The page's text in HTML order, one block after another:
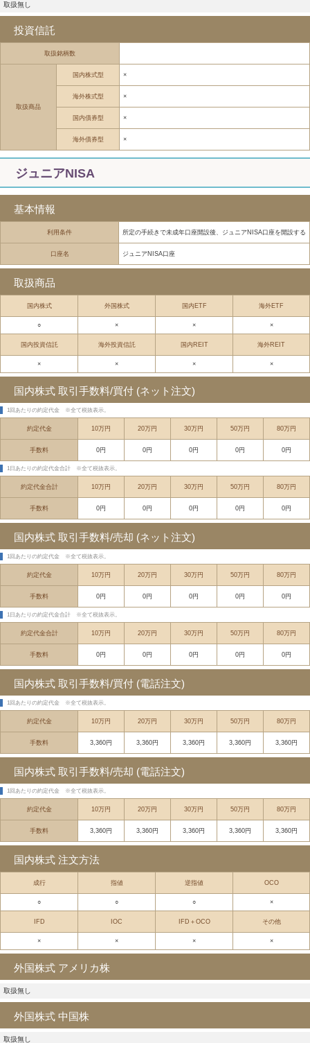
取扱無し
投資信託
取扱銘柄数
取扱商品
国内株式型 ×
海外株式型 ×
国内債券型 ×
海外債券型 ×
ジュニアNISA
基本情報
利用条件 所定の手続きで未成年口座開設後、ジュニアNISA口座を開設する
口座名 ジュニアNISA口座
取扱商品
国内株式 外国株式 国内ETF 海外ETF
○ × × ×
国内投資信託 海外投資信託 国内REIT 海外REIT
× × × ×
国内株式 取引手数料/買付 (ネット注文)
1回あたりの約定代金 ※全て税抜表示。
約定代金 10万円 20万円 30万円 50万円 80万円
手数料 0円 0円 0円 0円 0円
1日あたりの約定代金合計 ※全て税抜表示。
約定代金合計 10万円 20万円 30万円 50万円 80万円
手数料 0円 0円 0円 0円 0円
国内株式 取引手数料/売却 (ネット注文)
1回あたりの約定代金 ※全て税抜表示。
約定代金 10万円 20万円 30万円 50万円 80万円
手数料 0円 0円 0円 0円 0円
1日あたりの約定代金合計 ※全て税抜表示。
約定代金合計 10万円 20万円 30万円 50万円 80万円
手数料 0円 0円 0円 0円 0円
国内株式 取引手数料/買付 (電話注文)
1回あたりの約定代金 ※全て税抜表示。
約定代金 10万円 20万円 30万円 50万円 80万円
手数料 3,360円 3,360円 3,360円 3,360円 3,360円
国内株式 取引手数料/売却 (電話注文)
1回あたりの約定代金 ※全て税抜表示。
約定代金 10万円 20万円 30万円 50万円 80万円
手数料 3,360円 3,360円 3,360円 3,360円 3,360円
国内株式 注文方法
成行 指値 逆指値 OCO
○ ○ ○ ×
IFD IOC IFD＋OCO その他
× × × ×
外国株式 アメリカ株
取扱無し
外国株式 中国株
取扱無し